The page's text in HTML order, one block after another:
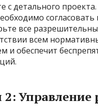
с детального
согласовать
все
всем
и обеспечит
2: Управление